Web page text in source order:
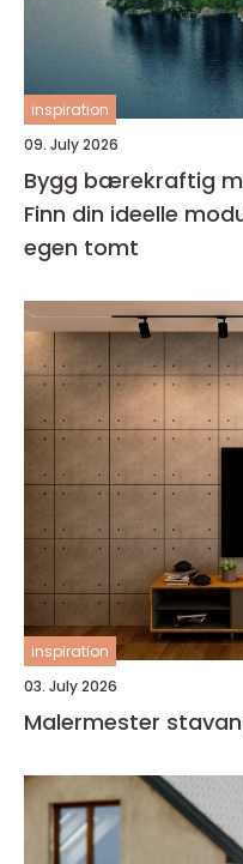
inspiration
09. July 2026
Bygg bærekraftig
Finn din ideelle
egen tomt
inspiration
03. July 2026